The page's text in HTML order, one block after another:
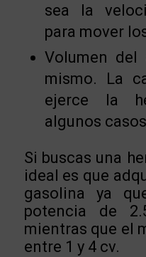
sea la
para mover
Volumen
mismo. La
ejerce la
algunos
Si buscas una
ideal es que
gasolina ya
potencia de
mientras que el
entre 1 y 4 cv.